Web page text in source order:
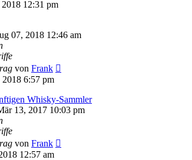
12:31 pm
07, 2018 12:46 am
von Frank
6:57 pm
Whisky-Sammler
13, 2017 10:03 pm
von Frank
12:57 am